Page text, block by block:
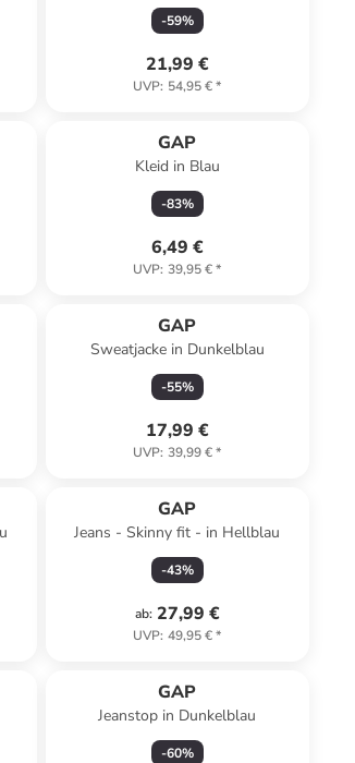
-59%
21,99 €
UVP: 54,95 €*
GAP
Kleid in Blau
-83%
6,49 €
UVP: 39,95 €*
GAP
Sweatjacke in Dunkelblau
-55%
17,99 €
UVP: 39,99 €*
GAP
Jeans - Skinny fit - in Hellblau
-43%
ab: 27,99 €
UVP: 49,95 €*
GAP
Jeanstop in Dunkelblau
-60%